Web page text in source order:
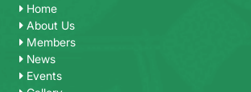
Home
About Us
Members
News
Events